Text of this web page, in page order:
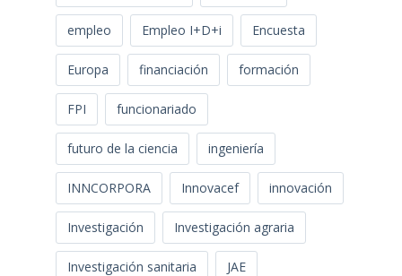
empleo Empleo I+D+i Encuesta
Europa financiación formación
FPI funcionariado
futuro de la ciencia ingeniería
INNCORPORA Innovacef innovación
Investigación Investigación agraria
Investigación sanitaria JAE